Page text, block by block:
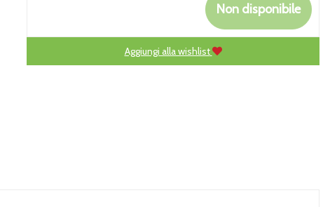
Non disponibile
Aggiungi alla wishlist